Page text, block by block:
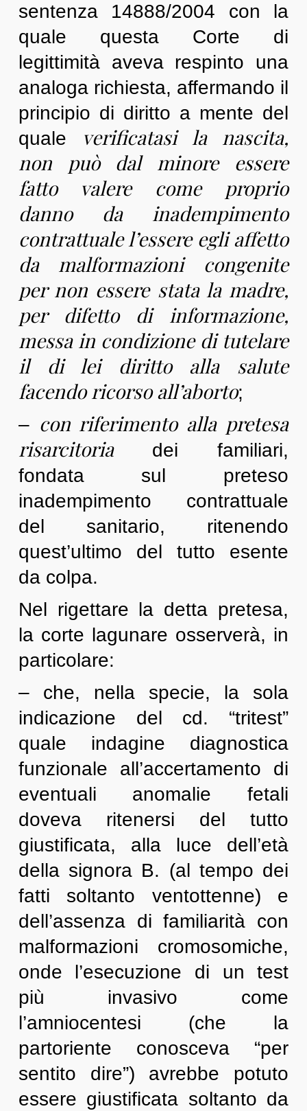
sentenza 14888/2004 con la
quale questa Corte di
legittimità aveva respinto una
analoga richiesta, affermando il
principio di diritto a mente del
quale verificatasi la nascita,
non può dal minore essere
fatto valere come proprio
danno da inadempimento
contrattuale l’essere egli affetto
da malformazioni congenite
per non essere stata la madre,
per difetto di informazione,
messa in condizione di tutelare
il di lei diritto alla salute
facendo ricorso all’aborto;
– con riferimento alla pretesa
risarcitoriadei familiari,
fondata sul preteso
inadempimento contrattuale
del sanitario, ritenendo
quest’ultimo del tutto esente
da colpa.
Nel rigettare la detta pretesa,
la corte lagunare osserverà, in
particolare:
– che, nella specie, la sola
indicazione del cd. “tritest”
quale indagine diagnostica
funzionale all’accertamento di
eventuali anomalie fetali
doveva ritenersi del tutto
giustificata, alla luce dell’età
della signora B. (al tempo dei
fatti soltanto ventottenne) e
dell’assenza di familiarità con
malformazioni cromosomiche,
onde l’esecuzione di un test
più invasivo come
l’amniocentesi (che la
partoriente conosceva “per
sentito dire”) avrebbe potuto
essere giustificata soltanto da